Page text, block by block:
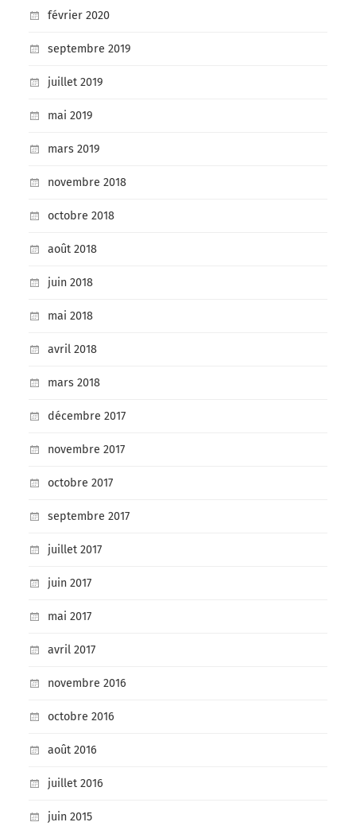
février 2020
septembre 2019
juillet 2019
mai 2019
mars 2019
novembre 2018
octobre 2018
août 2018
juin 2018
mai 2018
avril 2018
mars 2018
décembre 2017
novembre 2017
octobre 2017
septembre 2017
juillet 2017
juin 2017
mai 2017
avril 2017
novembre 2016
octobre 2016
août 2016
juillet 2016
juin 2015